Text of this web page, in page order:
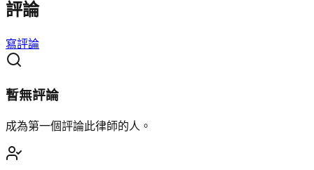
評論
寫評論
暫無評論
成為第一個評論此律師的人。